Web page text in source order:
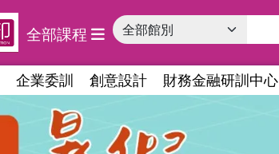
全部課程
企業委訓 創意設計 財務金融研訓中心